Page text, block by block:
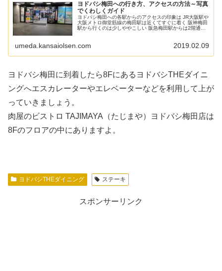
ヨドバシ梅田への行き方、アクセスの方法～写真
でくわしくガイド
ヨドバシ梅田への各駅からのアクセスの印象は JR大阪駅や
大阪メトロ御堂筋線の梅田駅は近くてすぐに着く 阪神梅田
駅から行くのは少しややこしい 阪急梅田駅からは2階通路
umeda.kansaiolsen.com 2019.02.09
ヨドバシ梅田に到着したら8FにあるヨドバシTHEダイニ
ングへエスカレーターやエレベーターなどを利用して上が
っていきましょう。
肉屋のビストロ TAJIMAYA（たじまや）ヨドバシ梅田店は
8Fのフロアの中にありますよ。
ヨドバシTHEダイニング ステーキ
スポンサーリンク